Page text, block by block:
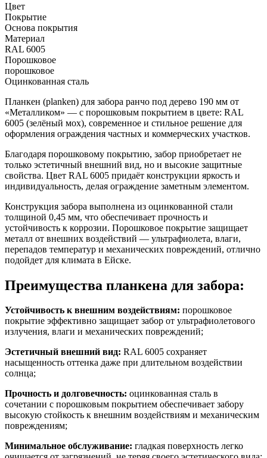
Цвет
Покрытие
Основа покрытия
Материал
RAL 6005
Порошковое
порошковое
Оцинкованная сталь
Планкен (planken) для забора ранчо под дерево 190 мм от
«Металликом» — с порошковым покрытием в цвете: RAL
6005 (зелёный мох), современное и стильное решение для
оформления ограждения частных и коммерческих участков.
Благодаря порошковому покрытию, забор приобретает не
только эстетичный внешний вид, но и высокие защитные
свойства. Цвет RAL 6005 придаёт конструкции яркость и
индивидуальность, делая ограждение заметным элементом.
Конструкция забора выполнена из оцинкованной стали
толщиной 0,45 мм, что обеспечивает прочность и
устойчивость к коррозии. Порошковое покрытие защищает
металл от внешних воздействий — ультрафиолета, влаги,
перепадов температур и механических повреждений, отлично
подойдет для климата в Ейске.
Преимущества планкена для забора:
Устойчивость к внешним воздействиям: порошковое
покрытие эффективно защищает забор от ультрафиолетового
излучения, влаги и механических повреждений;
Эстетичный внешний вид: RAL 6005 сохраняет
насыщенность оттенка даже при длительном воздействии
солнца;
Прочность и долговечность: оцинкованная сталь в
сочетании с порошковым покрытием обеспечивает забору
высокую стойкость к внешним воздействиям и механическим
повреждениям;
Минимальное обслуживание: гладкая поверхность легко